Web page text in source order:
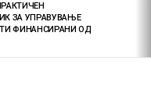
ЗА УПРАВУВАЊЕ
ФИНАНСИРАНИ ОД